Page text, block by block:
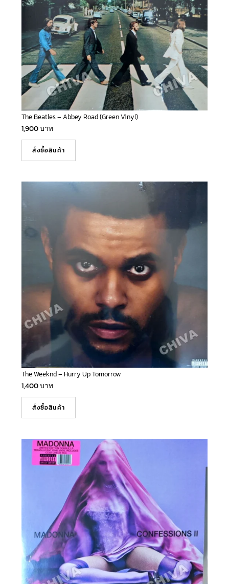
The Beatles – Abbey Road (Green Vinyl)
1,900บาท
สั่งซื้อสินค้า
The Weeknd – Hurry Up Tomorrow
1,400บาท
สั่งซื้อสินค้า